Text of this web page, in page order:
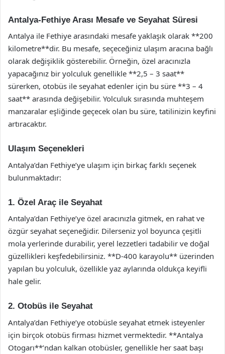
Antalya-Fethiye Arası Mesafe ve Seyahat Süresi
Antalya ile Fethiye arasındaki mesafe yaklaşık olarak **200
kilometre**dir. Bu mesafe, seçeceğiniz ulaşım aracına bağlı
olarak değişiklik gösterebilir. Örneğin, özel aracınızla
yapacağınız bir yolculuk genellikle **2,5 – 3 saat**
sürerken, otobüs ile seyahat edenler için bu süre **3 – 4
saat** arasında değişebilir. Yolculuk sırasında muhteşem
manzaralar eşliğinde geçecek olan bu süre, tatilinizin keyfini
artıracaktır.
Ulaşım Seçenekleri
Antalya’dan Fethiye’ye ulaşım için birkaç farklı seçenek
bulunmaktadır:
1. Özel Araç ile Seyahat
Antalya’dan Fethiye’ye özel aracınızla gitmek, en rahat ve
özgür seyahat seçeneğidir. Dilerseniz yol boyunca çeşitli
mola yerlerinde durabilir, yerel lezzetleri tadabilir ve doğal
güzellikleri keşfedebilirsiniz. **D-400 karayolu** üzerinden
yapılan bu yolculuk, özellikle yaz aylarında oldukça keyifli
hale gelir.
2. Otobüs ile Seyahat
Antalya’dan Fethiye’ye otobüsle seyahat etmek isteyenler
için birçok otobüs firması hizmet vermektedir. **Antalya
Otogarı**’ndan kalkan otobüsler, genellikle her saat başı